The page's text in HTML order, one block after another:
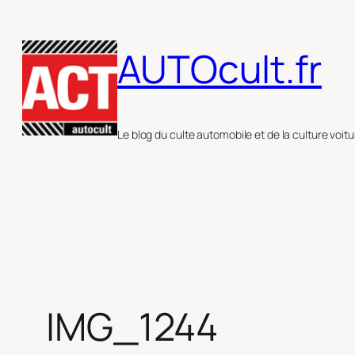
au
contenu
AUTOcult.fr
Le blog du culte automobile et de la culture
IMG_1244